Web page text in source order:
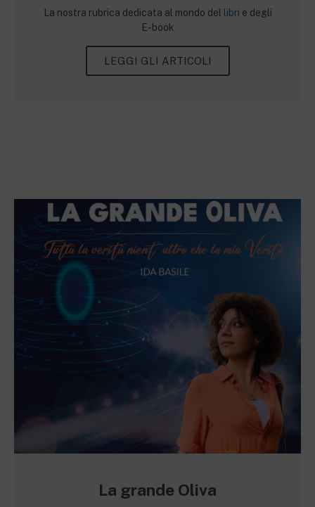
La nostra rubrica dedicata al mondo del libri e degli
E-book
LEGGI GLI ARTICOLI
La grande Oliva